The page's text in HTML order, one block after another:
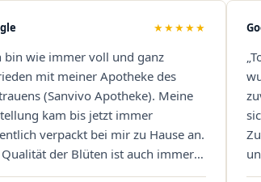
hier Qualität, Service und
an erster Stelle
– ich bin rundum begeistert!"
★★★★★
bin wie immer voll und ganz
mit meiner Apotheke des
(Sanvivo Apotheke). Meine
kam bis jetzt immer
verpackt bei mir zu Hause an.
Qualität der Blüten ist auch immer
hohen Niveau, die Auswahl